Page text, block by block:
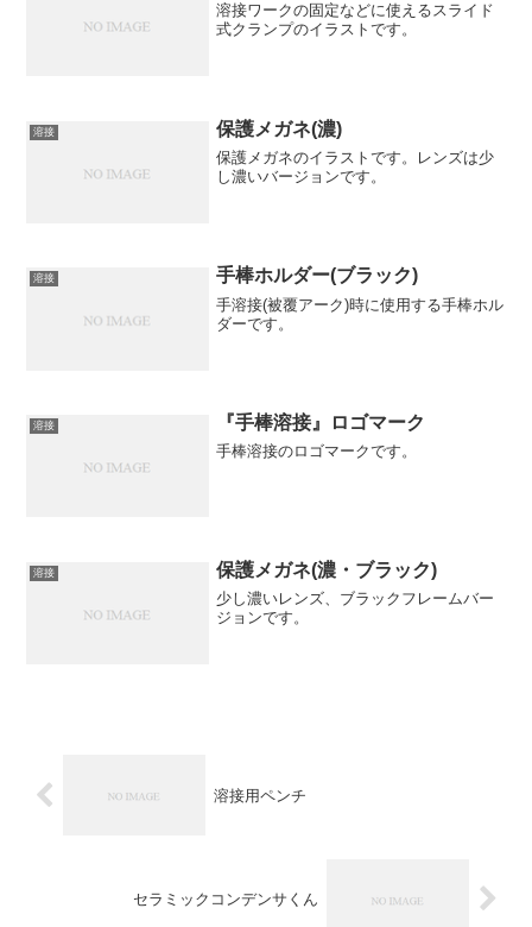
溶接ワークの固定などに使えるスライド
式クランプのイラストです。
溶接 保護メガネ(濃)
保護メガネのイラストです。レンズは少
し濃いバージョンです。
溶接 手棒ホルダー(ブラック)
手溶接(被覆アーク)時に使用する手棒ホル
ダーです。
溶接 『手棒溶接』ロゴマーク
手棒溶接のロゴマークです。
溶接 保護メガネ(濃・ブラック)
少し濃いレンズ、ブラックフレームバー
ジョンです。
溶接用ペンチ
セラミックコンデンサくん